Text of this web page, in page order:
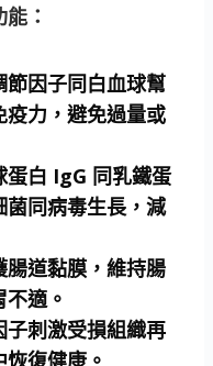
：
節因子同白血球幫
力，避免過量或
蛋白 IgG 同乳鐵蛋
菌同病毒生長，減
腸道黏膜，維持腸
適。
子刺激受損組織再
復健康。